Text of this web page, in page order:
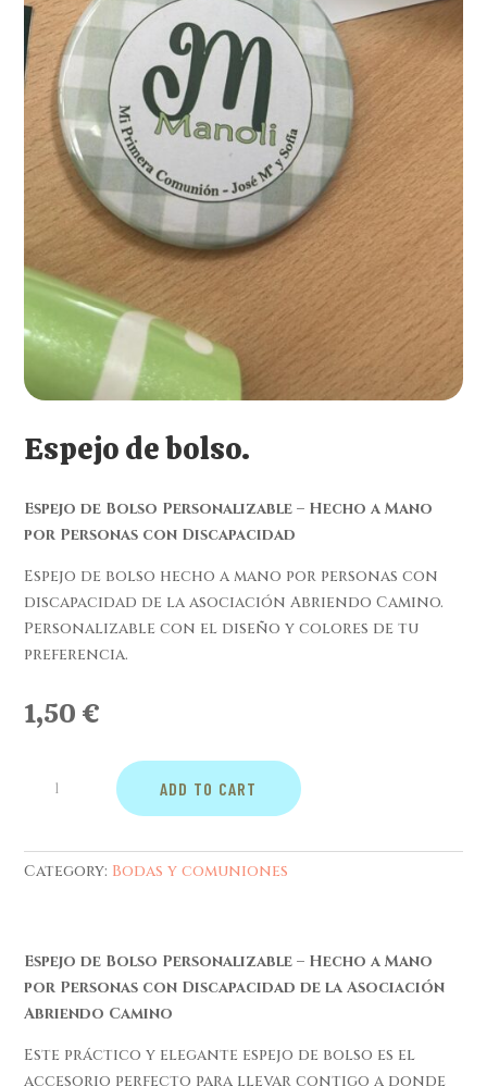
Espejo de bolso.
Espejo de Bolso Personalizable – Hecho a Mano
por Personas con Discapacidad
Espejo de bolso hecho a mano por personas con
discapacidad de la asociación Abriendo Camino.
Personalizable con el diseño y colores de tu
preferencia.
1,50 €
ADD TO CART
Category: Bodas y comuniones
Espejo de Bolso Personalizable – Hecho a Mano
por Personas con Discapacidad de la Asociación
Abriendo Camino
Este práctico y elegante espejo de bolso es el
accesorio perfecto para llevar contigo a donde